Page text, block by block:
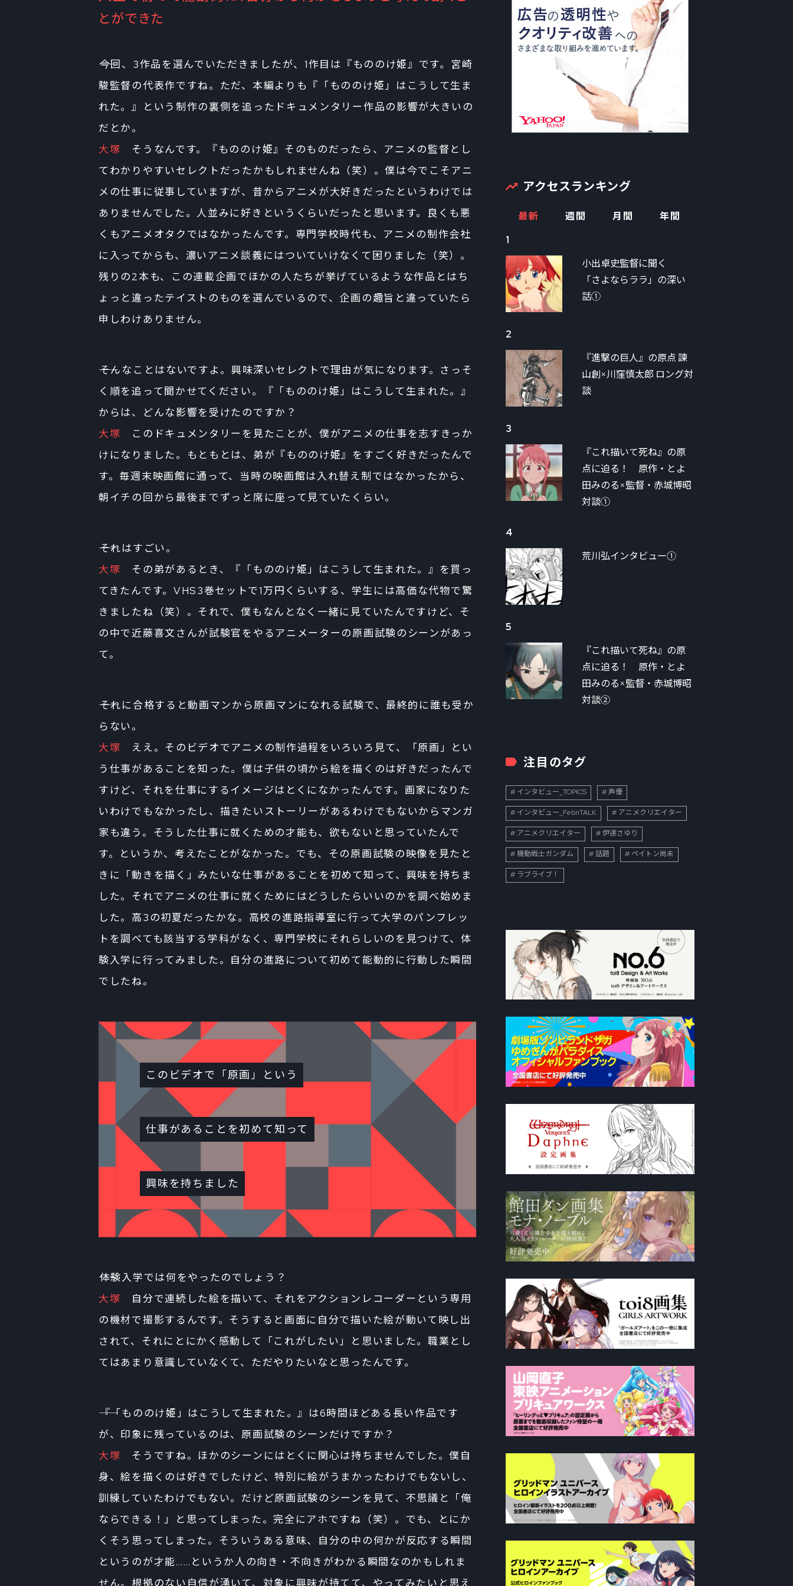
とができた
――今回、3作品を選んでいただきましたが、1作目は『もののけ姫』です。宮崎
駿監督の代表作ですね。ただ、本編よりも『「もののけ姫」はこうして生ま
れた。』という制作の裏側を追ったドキュメンタリー作品の影響が大きいの
だとか。
大塚 そうなんです。『もののけ姫』そのものだったら、アニメの監督とし
てわかりやすいセレクトだったかもしれませんね（笑）。僕は今でこそアニ
メの仕事に従事していますが、昔からアニメが大好きだったというわけでは
ありませんでした。人並みに好きというくらいだったと思います。良くも悪
くもアニメオタクではなかったんです。専門学校時代も、アニメの制作会社
に入ってからも、濃いアニメ談義にはついていけなくて困りました（笑）。
残りの2本も、この連載企画でほかの人たちが挙げているような作品とはち
ょっと違ったテイストのものを選んでいるので、企画の趣旨と違っていたら
申しわけありません。
――そんなことはないですよ。興味深いセレクトで理由が気になります。さっそ
く順を追って聞かせてください。『「もののけ姫」はこうして生まれた。』
からは、どんな影響を受けたのですか？
大塚 このドキュメンタリーを見たことが、僕がアニメの仕事を志すきっか
けになりました。もともとは、弟が『もののけ姫』をすごく好きだったんで
す。毎週末映画館に通って、当時の映画館は入れ替え制ではなかったから、
朝イチの回から最後までずっと席に座って見ていたくらい。
――それはすごい。
大塚 その弟があるとき、『「もののけ姫」はこうして生まれた。』を買っ
てきたんです。VHS3巻セットで1万円くらいする、学生には高価な代物で驚
きましたね（笑）。それで、僕もなんとなく一緒に見ていたんですけど、そ
の中で近藤喜文さんが試験官をやるアニメーターの原画試験のシーンがあっ
て。
――それに合格すると動画マンから原画マンになれる試験で、最終的に誰も受か
らない。
大塚 ええ。そのビデオでアニメの制作過程をいろいろ見て、「原画」とい
う仕事があることを知った。僕は子供の頃から絵を描くのは好きだったんで
すけど、それを仕事にするイメージはとくになかったんです。画家になりた
いわけでもなかったし、描きたいストーリーがあるわけでもないからマンガ
家も違う。そうした仕事に就くための才能も、欲もないと思っていたんで
す。というか、考えたことがなかった。でも、その原画試験の映像を見たと
きに「動きを描く」みたいな仕事があることを初めて知って、興味を持ちま
した。それでアニメの仕事に就くためにはどうしたらいいのかを調べ始めま
した。高3の初夏だったかな。高校の進路指導室に行って大学のパンフレッ
トを調べても該当する学科がなく、専門学校にそれらしいのを見つけて、体
験入学に行ってみました。自分の進路について初めて能動的に行動した瞬間
でしたね。
このビデオで「原画」という
仕事があることを初めて知って
興味を持ちました
――体験入学では何をやったのでしょう？
大塚 自分で連続した絵を描いて、それをアクションレコーダーという専用
の機材で撮影するんです。そうすると画面に自分で描いた絵が動いて映し出
されて、それにとにかく感動して「これがしたい」と思いました。職業とし
てはあまり意識していなくて、ただやりたいなと思ったんです。
――『「もののけ姫」はこうして生まれた。』は6時間ほどある長い作品です
が、印象に残っているのは、原画試験のシーンだけですか？
大塚 そうですね。ほかのシーンにはとくに関心は持ちませんでした。僕自
身、絵を描くのは好きでしたけど、特別に絵がうまかったわけでもないし、
訓練していたわけでもない。だけど原画試験のシーンを見て、不思議と「俺
ならできる！」と思ってしまった。完全にアホですね（笑）。でも、とにか
くそう思ってしまった。そういうある意味、自分の中の何かが反応する瞬間
というのが才能……というか人の向き・不向きがわかる瞬間なのかもしれま
せん。根拠のない自信が湧いて、対象に興味が持てて、やってみたいと思え
アクセスランキング
最新 週間 月間
年間
1
小出卓史監督に聞く
「さよならララ」の深い
話①
2
『進撃の巨人』の原点 諫
山創×川窪慎太郎 ロング対
談
3
『これ描いて死ね』の原
点に迫る！ 原作・とよ
田みのる×監督・赤城博昭
対談①
4
荒川弘インタビュー①
5
『これ描いて死ね』の原
点に迫る！ 原作・とよ
田みのる×監督・赤城博昭
対談②
注目のタグ
インタビュー_TOPICS 声優
インタビュー_FebriTALK アニメクリエイター
アニメクリエイター 伊達さゆり
機動戦士ガンダム 話題 ペイトン尚未
ラブライブ！